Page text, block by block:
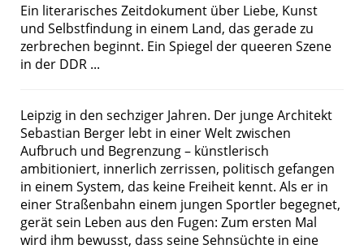
Ein literarisches Zeitdokument über Liebe, Kunst
und Selbstfindung in einem Land, das gerade zu
zerbrechen beginnt. Ein Spiegel der queeren Szene
in der DDR ...
Leipzig in den sechziger Jahren. Der junge Architekt
Sebastian Berger lebt in einer Welt zwischen
Aufbruch und Begrenzung – künstlerisch
ambitioniert, innerlich zerrissen, politisch gefangen
in einem System, das keine Freiheit kennt. Als er in
einer Straßenbahn einem jungen Sportler begegnet,
gerät sein Leben aus den Fugen: Zum ersten Mal
wird ihm bewusst, dass seine Sehnsüchte in eine